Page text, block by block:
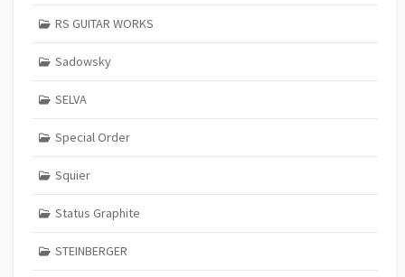
RS GUITAR WORKS
Sadowsky
SELVA
Special Order
Squier
Status Graphite
STEINBERGER